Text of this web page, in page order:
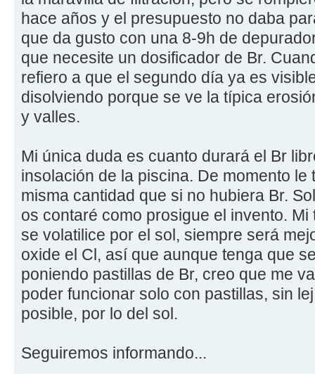
hace años y el presupuesto no daba
que da gusto con una 8-9h de
que necesite un dosificador de Br.
refiero a que el segundo día ya es
disolviendo porque se ve la típica
y valles.
Mi única duda es cuanto durará el Br
insolación de la piscina. De momento
misma cantidad que si no hubiera Br.
os contaré como prosigue el invento.
se volatilice por el sol, siempre será
oxide el Cl, así que aunque tenga que
poniendo pastillas de Br, creo que me
poder funcionar solo con pastillas, sin
posible, por lo del sol.
Seguiremos informando...